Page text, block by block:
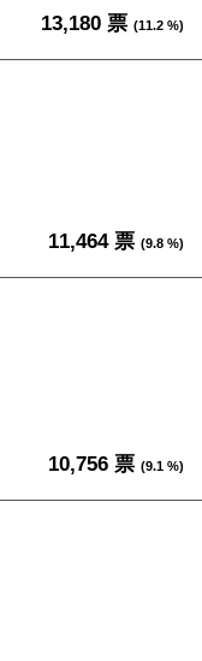
13,180 票 (11.2 %)
11,464 票 (9.8 %)
10,756 票 (9.1 %)